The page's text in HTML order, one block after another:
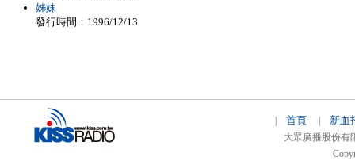
姊妹
發行時間：1996/12/13
首頁 新血
大眾廣播股份有